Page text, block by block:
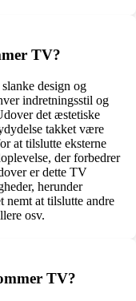
TV?
design og
indretningsstil og
det æstetiske
takket være
at tilslutte eksterne
der forbedrer
er dette TV
herunder
at tilslutte andre
osv.
TV?